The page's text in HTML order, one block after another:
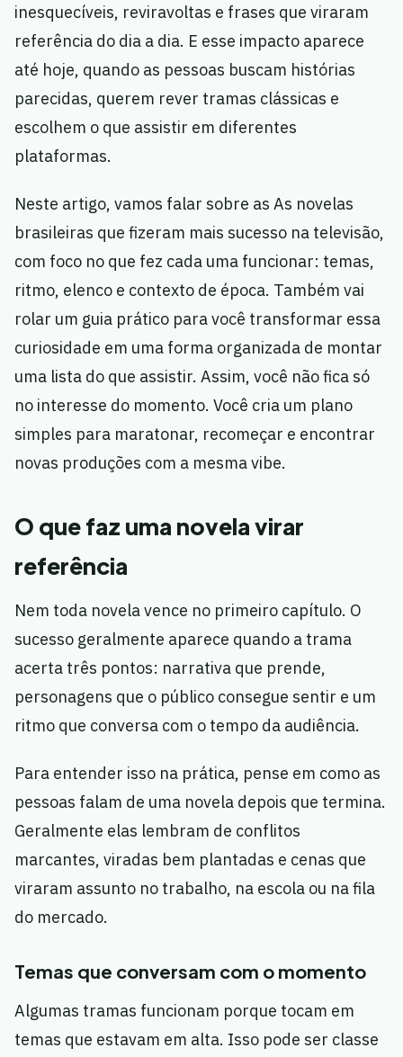
inesquecíveis, reviravoltas e frases que viraram
referência do dia a dia. E esse impacto aparece
até hoje, quando as pessoas buscam histórias
parecidas, querem rever tramas clássicas e
escolhem o que assistir em diferentes
plataformas.
Neste artigo, vamos falar sobre as As novelas
brasileiras que fizeram mais sucesso na televisão,
com foco no que fez cada uma funcionar: temas,
ritmo, elenco e contexto de época. Também vai
rolar um guia prático para você transformar essa
curiosidade em uma forma organizada de montar
uma lista do que assistir. Assim, você não fica só
no interesse do momento. Você cria um plano
simples para maratonar, recomeçar e encontrar
novas produções com a mesma vibe.
O que faz uma novela virar
referência
Nem toda novela vence no primeiro capítulo. O
sucesso geralmente aparece quando a trama
acerta três pontos: narrativa que prende,
personagens que o público consegue sentir e um
ritmo que conversa com o tempo da audiência.
Para entender isso na prática, pense em como as
pessoas falam de uma novela depois que termina.
Geralmente elas lembram de conflitos
marcantes, viradas bem plantadas e cenas que
viraram assunto no trabalho, na escola ou na fila
do mercado.
Temas que conversam com o momento
Algumas tramas funcionam porque tocam em
temas que estavam em alta. Isso pode ser classe